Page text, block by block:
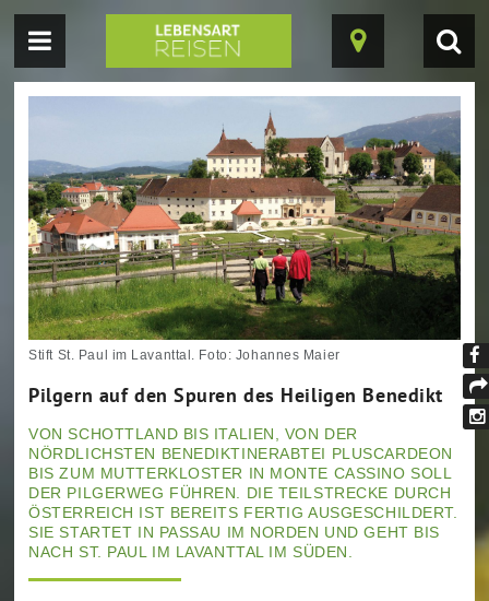
einblenden
Karte
ein-/
Stift St. Paul im Lavanttal. Foto: Johannes Maier
Pilgern auf den Spuren des Heiligen Benedikt
VON SCHOTTLAND BIS ITALIEN, VON DER
NÖRDLICHSTEN BENEDIKTINERABTEI PLUSCARDEON
BIS ZUM MUTTERKLOSTER IN MONTE CASSINO SOLL
DER PILGERWEG FÜHREN. DIE TEILSTRECKE DURCH
ÖSTERREICH IST BEREITS FERTIG AUSGESCHILDERT.
SIE STARTET IN PASSAU IM NORDEN UND GEHT BIS
NACH ST. PAUL IM LAVANTTAL IM SÜDEN.